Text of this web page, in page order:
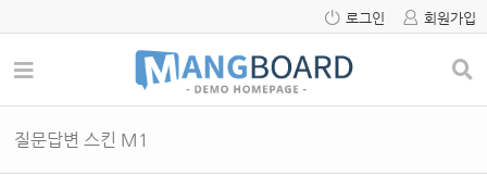
로그인 회원가입
질문답변 스킨 M1